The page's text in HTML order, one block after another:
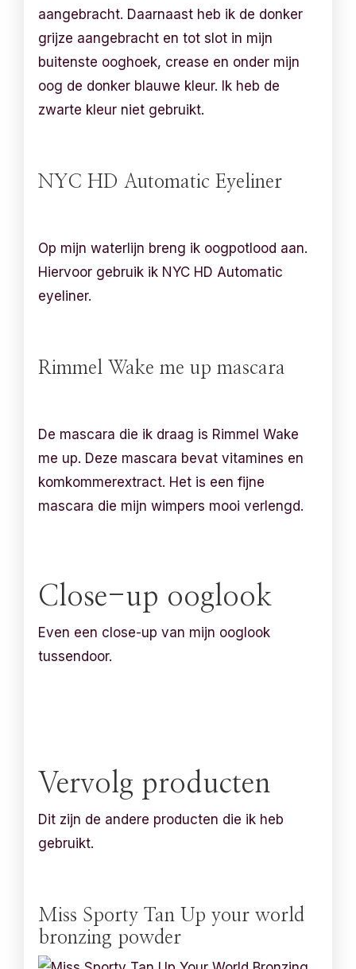
aangebracht. Daarnaast heb ik de donker
grijze aangebracht en tot slot in mijn
buitenste ooghoek, crease en onder mijn
oog de donker blauwe kleur. Ik heb de
zwarte kleur niet gebruikt.
NYC HD Automatic Eyeliner
Op mijn waterlijn breng ik oogpotlood aan.
Hiervoor gebruik ik NYC HD Automatic
eyeliner.
Rimmel Wake me up mascara
De mascara die ik draag is Rimmel Wake
me up. Deze mascara bevat vitamines en
komkommerextract. Het is een fijne
mascara die mijn wimpers mooi verlengd.
Close-up ooglook
Even een close-up van mijn ooglook
tussendoor.
Vervolg producten
Dit zijn de andere producten die ik heb
gebruikt.
Miss Sporty Tan Up your world
bronzing powder